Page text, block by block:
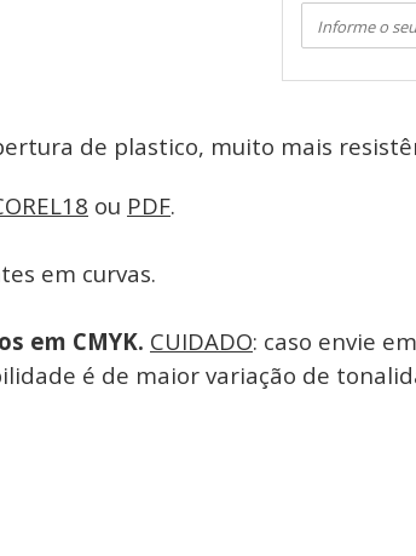
de plastico, muito mais
ou PDF.
em curvas.
em CMYK. CUIDADO: caso envie
é de maior variação de